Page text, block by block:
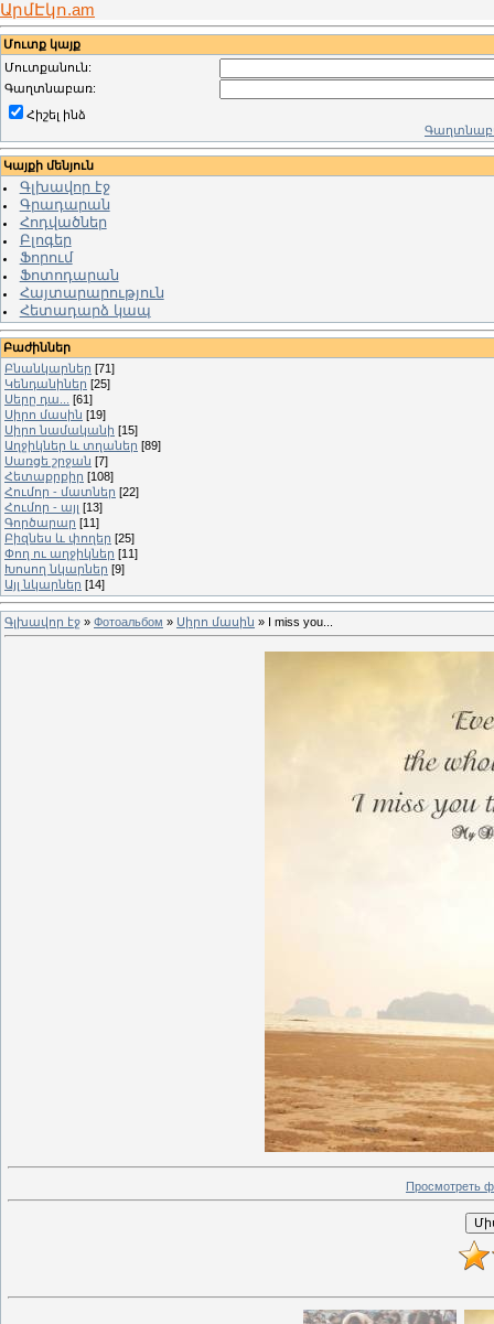
ԱրմԷկո.am
Մուտք կայք
Մուտքանուն:
Գաղտնաբառ:
Հիշել ինձ
Կայքի մենյուն
Գլխավոր էջ
Գրադարան
Հոդվածներ
Բլոգեր
Ֆորում
Ֆոտոդարան
Հայտարարություն
Հետադարձ կապ
Բաժիններ
Բնանկարներ [71]
Կենդանիներ [25]
Սերը դա...
[61]
Սիրո մասին [19]
Սիրո նամականի [15]
Աղջիկներ և տղաներ [89]
Սառցե շրջան [7]
Հետաքրքիր [108]
Հումոր - մատներ [22]
Հումոր - այլ [13]
Գործարար [11]
Բիզնես և փողեր [25]
Փող ու աղջիկներ [11]
Խոսող նկարներ [9]
Այլ նկարներ [14]
Գլխավոր էջ » Фотоальбом » Սիրո մասին » I miss you...
Просмотреть